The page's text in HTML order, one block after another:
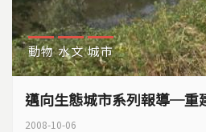
動物 水文 城市
邁向生態城市系列報導─重
2008-10-06